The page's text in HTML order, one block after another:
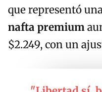
que representó
nafta premium
$2.249, con un